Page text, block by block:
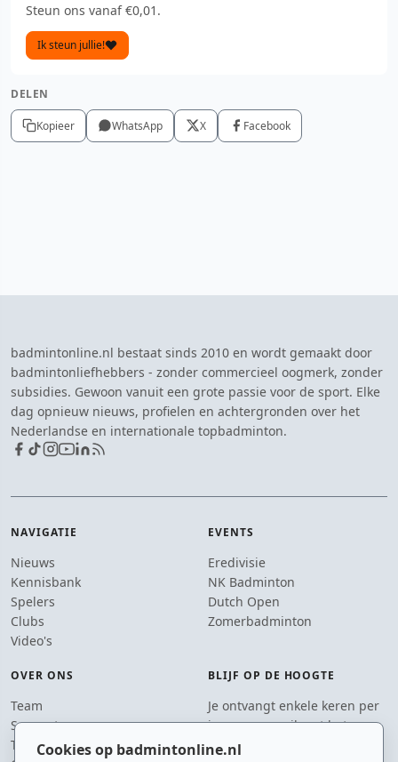
Cookies op badmintonline.nl
Steun ons vanaf €0,01.
Ik steun jullie!
DELEN
Kopieer WhatsApp X Facebook
badmintonline.nl bestaat sinds 2010 en wordt gemaakt door
badmintonliefhebbers - zonder commercieel oogmerk, zonder
subsidies. Gewoon vanuit een grote passie voor de sport. Elke
dag opnieuw nieuws, profielen en achtergronden over het
Nederlandse en internationale topbadminton.
NAVIGATIE
Nieuws
Kennisbank
Spelers
Clubs
Video's
EVENTS
Eredivisie
NK Badminton
Dutch Open
Zomerbadminton
OVER ONS
Team
Supporters
Tip de redactie
BLIJF OP DE HOOGTE
Je ontvangt enkele keren per
jaar een e-mail met het
laatste badmintonnieuws.